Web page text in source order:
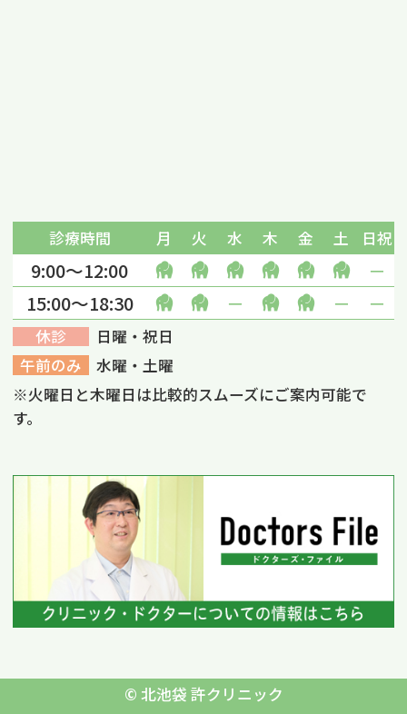
休診
日曜・祝日
午前のみ
水曜・土曜
※火曜日と木曜日は比較的スムーズにご案内可能で
す。
診療時間 月 火 水 木 金 土 日祝
9:00～12:00
－
15:00〜18:30
－ － －
© 北池袋 許クリニック